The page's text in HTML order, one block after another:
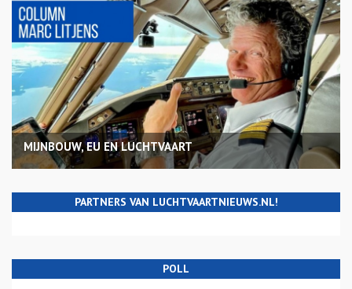
MIJNBOUW, EU EN LUCHTVAART
PARTNERS VAN LUCHTVAARTNIEUWS.NL!
POLL